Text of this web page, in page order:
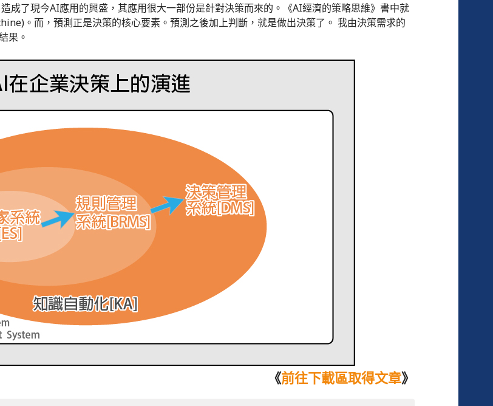
成了現今AI應用的興盛，其應用很大一部份是針對決策而來的。《AI經濟的策略思維》書中就
。而，預測正是決策的核心要素。預測之後加上判斷，就是做出決策了。 我由決策需求的
果。
《前往下載區取得文章》